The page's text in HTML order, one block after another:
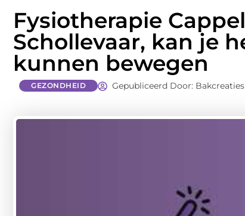
Fysiotherapie
Schollevaar, kan je
kunnen bewegen
GEZONDHEID Gepubliceerd Door: Bakcreaties